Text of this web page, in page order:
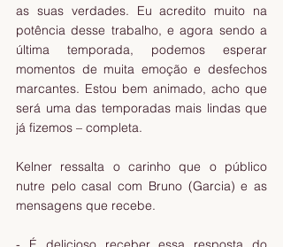
as suas verdades. Eu acredito muito na
potência desse trabalho, e agora sendo a
última temporada, podemos esperar
momentos de muita emoção e desfechos
marcantes. Estou bem animado, acho que
será uma das temporadas mais lindas que
já fizemos – completa.
Kelner ressalta o carinho que o público
nutre pelo casal com Bruno (Garcia) e as
mensagens que recebe.